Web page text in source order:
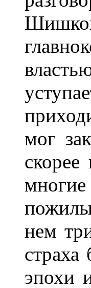
мог
нем
эпохи